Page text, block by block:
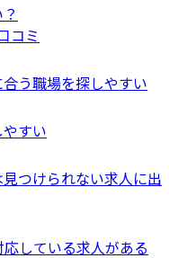
コミ
う職場を探しやすい
すい
つけられない求人に出
応している求人がある